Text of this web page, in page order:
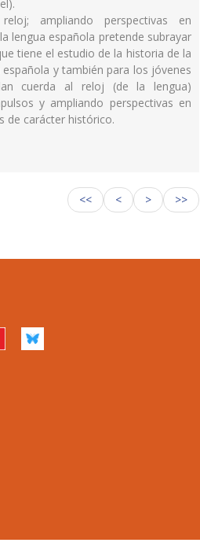
ampliando perspectivas en
lengua española pretende subrayar
tiene el estudio de la historia de la
y también para los jóvenes
cuerda al reloj (de la lengua)
y ampliando perspectivas en
de carácter histórico.
<< < > >>